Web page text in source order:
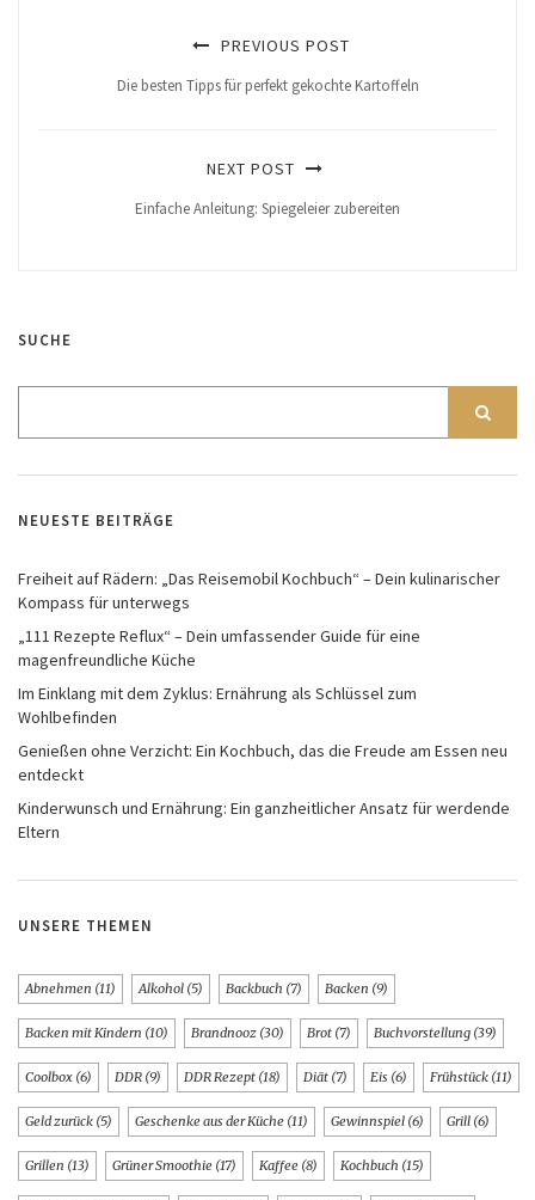
PREVIOUS POST
Die besten Tipps für perfekt gekochte Kartoffeln
NEXT POST
Einfache Anleitung: Spiegeleier zubereiten
SUCHE
NEUESTE BEITRÄGE
Freiheit auf Rädern: „Das Reisemobil Kochbuch“ – Dein kulinarischer
Kompass für unterwegs
„111 Rezepte Reflux“ – Dein umfassender Guide für eine
magenfreundliche Küche
Im Einklang mit dem Zyklus: Ernährung als Schlüssel zum
Wohlbefinden
Genießen ohne Verzicht: Ein Kochbuch, das die Freude am Essen neu
entdeckt
Kinderwunsch und Ernährung: Ein ganzheitlicher Ansatz für werdende
Eltern
UNSERE THEMEN
Abnehmen (11) Alkohol (5) Backbuch (7) Backen (9)
Backen mit Kindern (10) Brandnooz (30) Brot (7) Buchvorstellung (39)
Coolbox (6) DDR (9) DDR Rezept (18) Diät (7) Eis (6) Frühstück (11)
Geld zurück (5) Geschenke aus der Küche (11) Gewinnspiel (6) Grill (6)
Grillen (13) Grüner Smoothie (17) Kaffee (8) Kochbuch (15)